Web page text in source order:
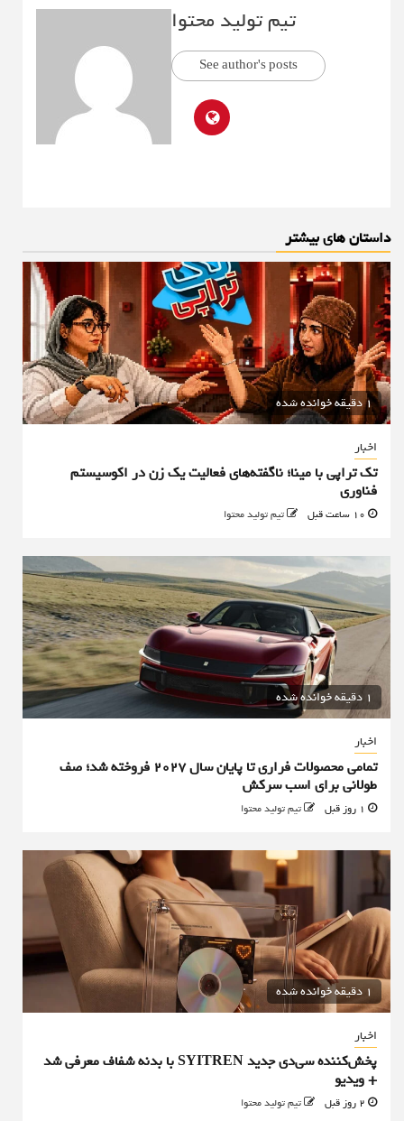
تیم تولید محتوا
See author's posts
داستان های بیشتر
1 دقیقه خوانده شده
اخبار
تک تراپی با مینا؛ ناگفته‌های فعالیت یک زن در اکوسیستم
فناوری
تیم تولید محتوا
1 دقیقه خوانده شده
اخبار
تمامی محصولات فراری تا پایان سال ۲۰۲۷ فروخته شد؛ صف
طولانی برای اسب سرکش
تیم تولید محتوا
1 دقیقه خوانده شده
اخبار
پخش‌کننده سی‌دی جدید SYITREN با بدنه شفاف معرفی شد
+ ویدیو
تیم تولید محتوا